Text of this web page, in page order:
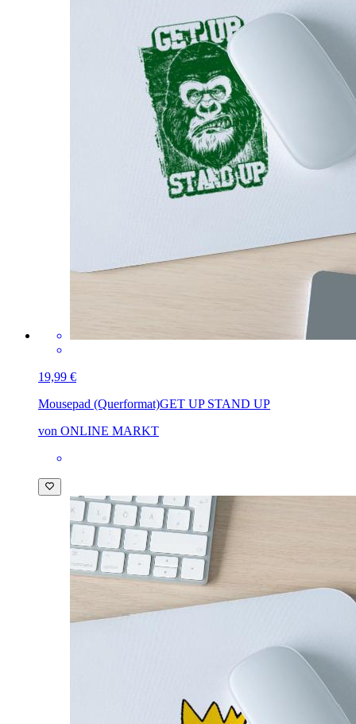
19,99 €
Mousepad (Querformat)GET UP STAND UP
von ONLINE MARKT